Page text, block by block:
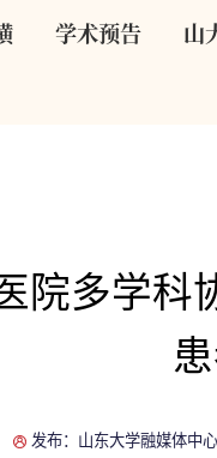
学术预告 山
院多学科
发布：山东大学融媒体中心